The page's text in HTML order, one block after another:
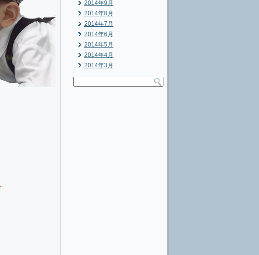
2014年9月
2014年8月
2014年7月
2014年6月
2014年5月
2014年4月
2014年3月